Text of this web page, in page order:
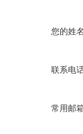
您的姓
联系电
常用邮